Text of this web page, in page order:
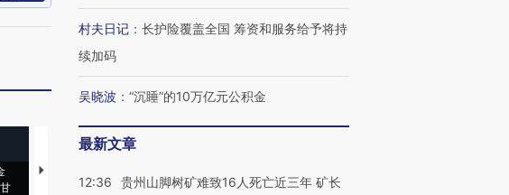
马航飞行员跨国走私7万
粒摇头丸 尿检体内含3种
度Z世代 用街头抗争将教
机”？难民潮撕裂西班牙
村夫日记 ： 长护险覆盖全国 筹资和服务给予将持
续加码
吴晓波 ： “沉睡”的10万亿元公积金
最新文章
12:36
贵州山脚树矿难致16人死亡近三年 矿长